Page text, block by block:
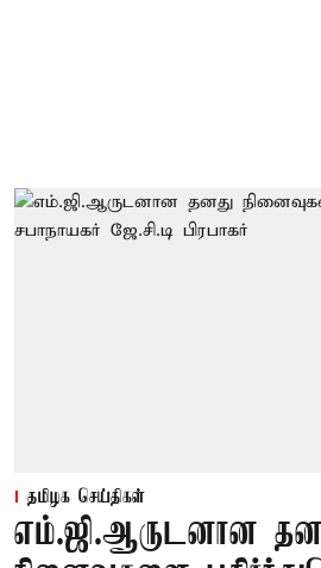
தமிழக செய்திகள்
எம்.ஜி.ஆருடனான